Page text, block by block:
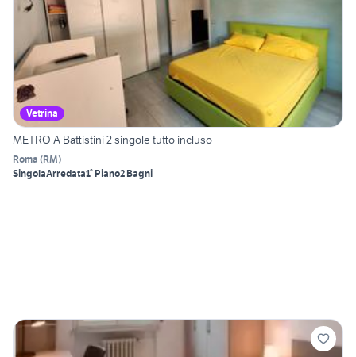
Vetrina
METRO A Battistini 2 singole tutto incluso
Roma (RM)
SingolaArredata1° Piano2 Bagni